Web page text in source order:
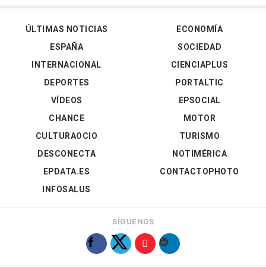
ÚLTIMAS NOTICIAS
ESPAÑA
INTERNACIONAL
DEPORTES
VÍDEOS
ECONOMÍA
SOCIEDAD
CIENCIAPLUS
PORTALTIC
EPSOCIAL
CHANCE
CULTURAOCIO
DESCONECTA
EPDATA.ES
INFOSALUS
MOTOR
TURISMO
NOTIMÉRICA
CONTACTOPHOTO
SÍGUENOS